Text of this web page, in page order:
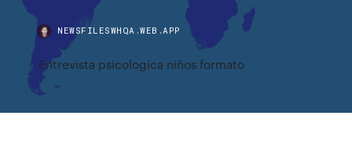
NEWSFILESWHQA.WEB.APP
Entrevista psicologica niños formato